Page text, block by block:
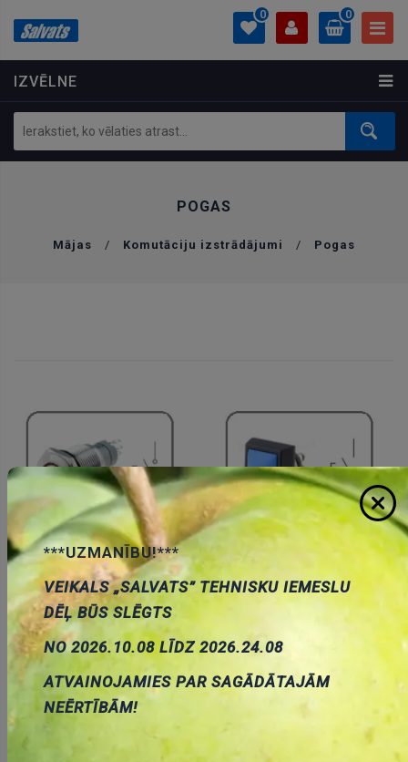
IZVĒLNE
0
PROFILS
Ielogoties
Izveidot kontu
0
0.00 €
POGAS
Mājas / Komutāciju izstrādājumi / Pogas
Antivandalas spiedpogas
ar fiksāciju
Antivandalas spiedpogas
bez fiksācijas
***UZMANĪBU!***
VEIKALS „SALVATS” TEHNISKU IEMESLU
DĒĻ BŪS SLĒGTS
NO 2026.10.08 LĪDZ 2026.24.08
ATVAINOJAMIES PAR SAGĀDĀTAJĀM
NEĒRTĪBĀM!